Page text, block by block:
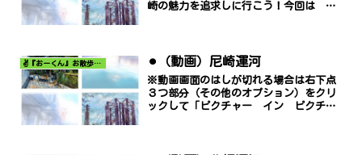
崎の魅力を追求しに行こう！今回は 夜
「ピクチャー イン...
✌️『おーくん』お散歩日記〜どんな出会いがあるだろう〜 ⚫︎（動画）尼崎運河
※動画画面のはしが切れる場合は右下点
３つ部分（その他のオプション）をクリ
ックして「ピクチャー イン ピクチャ